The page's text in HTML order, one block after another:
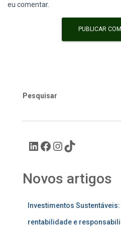
eu comentar.
Pesquisar
Novos artigos
Investimentos
rentabilidade e